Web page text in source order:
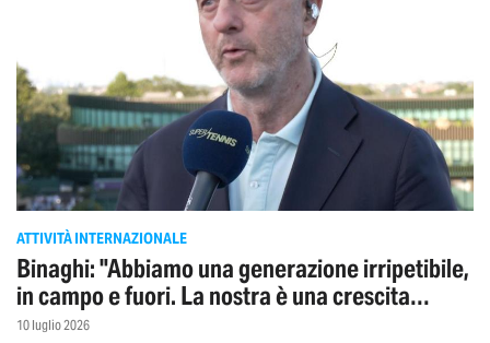
ATTIVITÀ INTERNAZIONALE
Binaghi: "Abbiamo una generazione irripetibile,
in campo e fuori. La nostra è una crescita
strutturale"
10 luglio 2026